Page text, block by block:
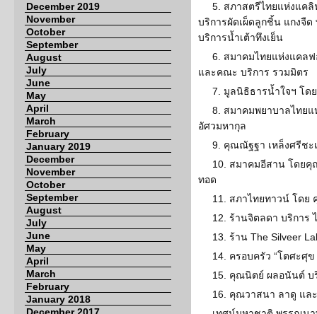
December 2019
November
October
September
August
July
June
May
April
March
February
January 2019
December
November
October
September
August
July
June
May
April
March
February
January 2018
5. สภาสตรีไทยแห่งแค
บริการผัดเผ็ดลูกชิ้น แกงจื
บริการน้ำเต้าทึงเย็น
6. สมาคมไทยแห่งแคล
และคณะ บริการ รวมมิตร
7. มูลนิธิธารน้ำใจฯ โ
8. สมาคมพยาบาลไทย
อัศวมหากุล
9. คุณณัฐฐา เหล็งศรีชะ
10. สมาคมอีสาน โดย
ทอด
11. สภาไทยทาวน์ โดย
12. ร้านจิตลดา บริการ
13. ร้าน The Silveer
14. ครอบครัว “โตศะศุ
15. คุณนิตย์ ผลอนันต์ บ
16. คุณวาสนา ลาดู แ